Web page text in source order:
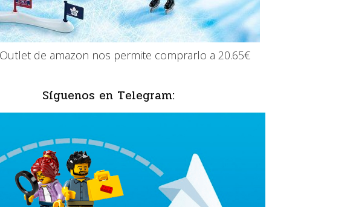
de amazon nos permite comprarlo a 20.65€
Síguenos en Telegram: